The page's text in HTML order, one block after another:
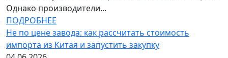
Однако производители...
ПОДРОБНЕЕ
Не по цене завода: как рассчитать стоимость
импорта из Китая и запустить закупку